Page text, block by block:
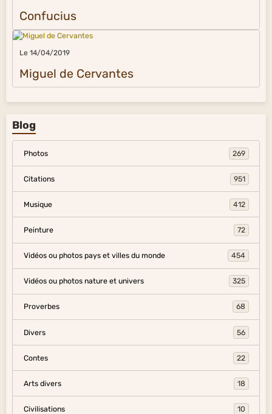
Confucius
Le 14/04/2019
Miguel de Cervantes
Blog
Photos 269
Citations 951
Musique 412
Peinture 72
Vidéos ou photos pays et villes du monde 454
Vidéos ou photos nature et univers 325
Proverbes 68
Divers 56
Contes 22
Arts divers 18
Civilisations 10